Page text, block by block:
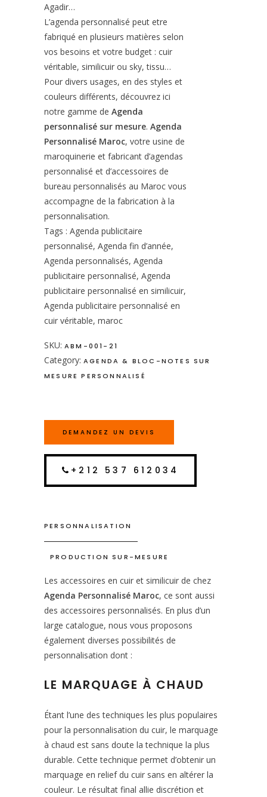
Agadir…
L’agenda personnalisé peut etre
fabriqué en plusieurs matières selon
vos besoins et votre budget : cuir
véritable, similicuir ou sky, tissu…
Pour divers usages, en des styles et
couleurs différents, découvrez ici
notre gamme de Agenda
personnalisé sur mesure. Agenda
Personnalisé Maroc, votre usine de
maroquinerie et fabricant d’agendas
personnalisé et d’accessoires de
bureau personnalisés au Maroc vous
accompagne de la fabrication à la
personnalisation.
Tags : Agenda publicitaire
personnalisé, Agenda fin d’année,
Agenda personnalisés, Agenda
publicitaire personnalisé, Agenda
publicitaire personnalisé en similicuir,
Agenda publicitaire personnalisé en
cuir véritable, maroc
SKU: ABM-001-21
Category: AGENDA & BLOC-NOTES SUR
MESURE PERSONNALISÉ
DEMANDEZ UN DEVIS
+212 537 612034
PERSONNALISATION
PRODUCTION SUR-MESURE
Les accessoires en cuir et similicuir de chez
Agenda Personnalisé Maroc, ce sont aussi
des accessoires personnalisés. En plus d’un
large catalogue, nous vous proposons
également diverses possibilités de
personnalisation dont :
LE MARQUAGE À CHAUD
Étant l’une des techniques les plus populaires
pour la personnalisation du cuir, le marquage
à chaud est sans doute la technique la plus
durable. Cette technique permet d’obtenir un
marquage en relief du cuir sans en altérer la
couleur. Le résultat final allie discrétion et